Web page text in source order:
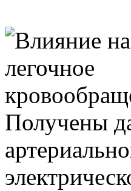
Получены